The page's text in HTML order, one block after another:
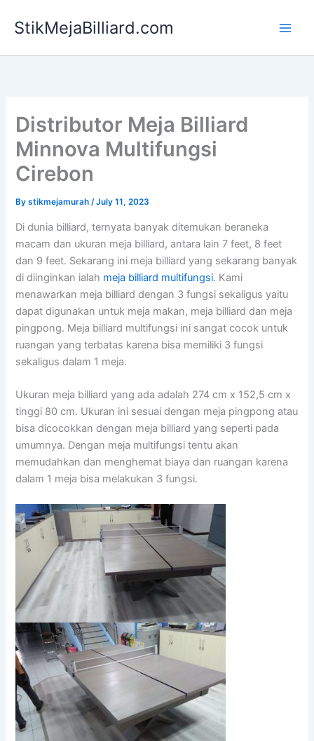
StikMejaBilliard.com
Distributor Meja Billiard
Minnova Multifungsi
Cirebon
Bystikmejamurah/July 11, 2023
Di dunia billiard, ternyata banyak ditemukan beraneka
macam dan ukuran meja billiard, antara lain 7 feet, 8 feet
dan 9 feet. Sekarang ini meja billiard yang sekarang banyak
di diinginkan ialah meja billiard multifungsi. Kami
menawarkan meja billiard dengan 3 fungsi sekaligus yaitu
dapat digunakan untuk meja makan, meja billiard dan meja
pingpong. Meja billiard multifungsi ini sangat cocok untuk
ruangan yang terbatas karena bisa memiliki 3 fungsi
sekaligus dalam 1 meja.
Ukuran meja billiard yang ada adalah 274 cm x 152,5 cm x
tinggi 80 cm. Ukuran ini sesuai dengan meja pingpong atau
bisa dicocokkan dengan meja billiard yang seperti pada
umumnya. Dengan meja multifungsi tentu akan
memudahkan dan menghemat biaya dan ruangan karena
dalam 1 meja bisa melakukan 3 fungsi.